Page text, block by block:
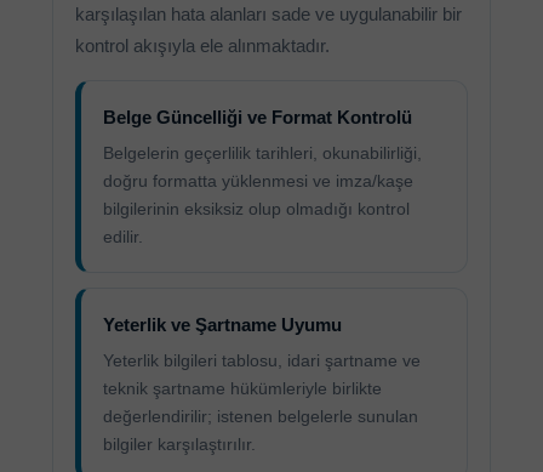
karşılaşılan hata alanları sade ve uygulanabilir bir
kontrol akışıyla ele alınmaktadır.
Belge Güncelliği ve Format Kontrolü
Belgelerin geçerlilik tarihleri, okunabilirliği,
doğru formatta yüklenmesi ve imza/kaşe
bilgilerinin eksiksiz olup olmadığı kontrol
edilir.
Yeterlik ve Şartname Uyumu
Yeterlik bilgileri tablosu, idari şartname ve
teknik şartname hükümleriyle birlikte
değerlendirilir; istenen belgelerle sunulan
bilgiler karşılaştırılır.